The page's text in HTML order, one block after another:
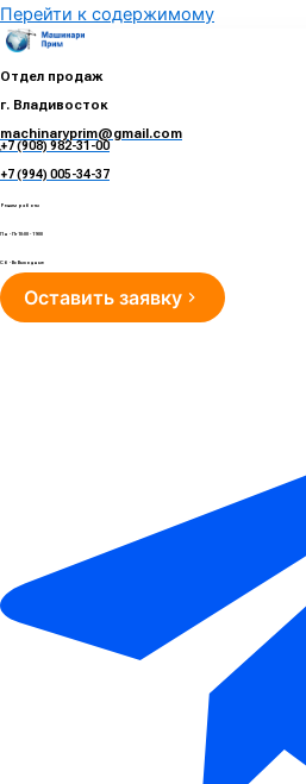
Перейти к содержимому
Отдел продаж
г. Владивосток
machinaryprim@gmail.com
+7 (908) 982-31-00
+7 (994) 005-34-37
Режим работы
Пн - Пт 10:00 - 19:00
Сб - Вс Выходные
Оставить заявку